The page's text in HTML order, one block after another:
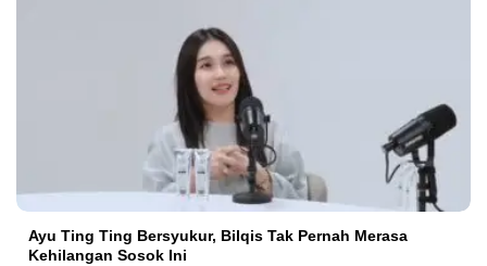
Ayu Ting Ting Bersyukur, Bilqis Tak Pernah Merasa
Kehilangan Sosok Ini